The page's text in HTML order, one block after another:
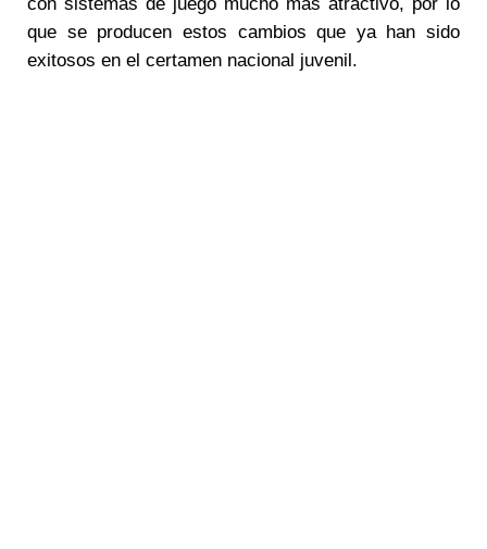
que se producen estos cambios que ya han sido
exitosos en el certamen nacional juvenil.